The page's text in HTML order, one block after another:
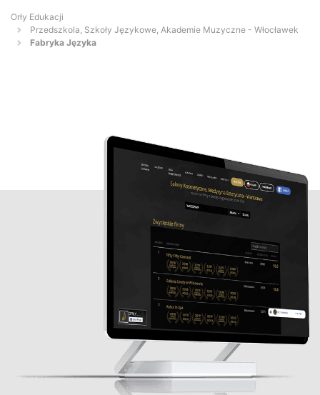
Orły Edukacji
Przedszkola, Szkoły Językowe, Akademie Muzyczne - Włocławek
Fabryka Języka